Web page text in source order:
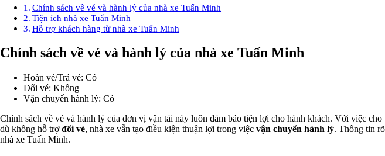
Chính sách về vé và hành lý của nhà xe Tuấn Minh
Tiện ích nhà xe Tuấn Minh
Hỗ trợ khách hàng từ nhà xe Tuấn Minh
Chính sách về vé và hành lý của nhà xe Tuấn Minh
Hoàn vé/Trả vé: Có
Đổi vé: Không
Vận chuyển hành lý: Có
Chính sách về vé và hành lý của đơn vị vận tải này luôn đảm bảo tiện lợi cho hành khách. Với việc cho
dù không hỗ trợđổi vé, nhà xe vẫn tạo điều kiện thuận lợi trong việc vận chuyển hành lý. Thông tin
nhà xe Tuấn Minh.